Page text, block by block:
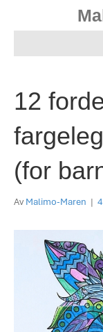
12
(for
Av Malimo-Maren | 4